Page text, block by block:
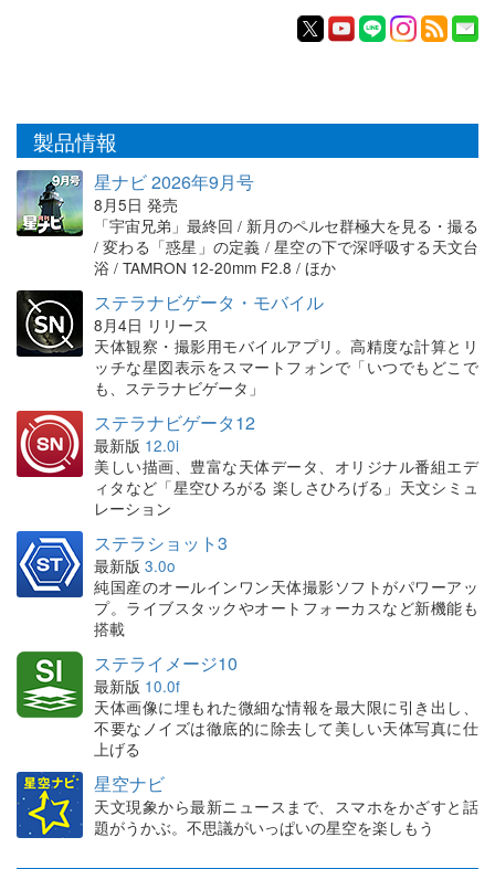
製品情報
星ナビ 2026年9月号
8月5日 発売
「宇宙兄弟」最終回 / 新月のペルセ群極大を見る・撮る
/ 変わる「惑星」の定義 / 星空の下で深呼吸する天文台
浴 / TAMRON 12-20mm F2.8 / ほか
ステラナビゲータ・モバイル
8月4日 リリース
天体観察・撮影用モバイルアプリ。高精度な計算とリ
ッチな星図表示をスマートフォンで「いつでもどこで
も、ステラナビゲータ」
ステラナビゲータ12
最新版 12.0i
美しい描画、豊富な天体データ、オリジナル番組エデ
ィタなど「星空ひろがる 楽しさひろげる」天文シミュ
レーション
ステラショット3
最新版 3.0o
純国産のオールインワン天体撮影ソフトがパワーアッ
プ。ライブスタックやオートフォーカスなど新機能も
搭載
ステライメージ10
最新版 10.0f
天体画像に埋もれた微細な情報を最大限に引き出し、
不要なノイズは徹底的に除去して美しい天体写真に仕
上げる
星空ナビ
天文現象から最新ニュースまで、スマホをかざすと話
題がうかぶ。不思議がいっぱいの星空を楽しもう